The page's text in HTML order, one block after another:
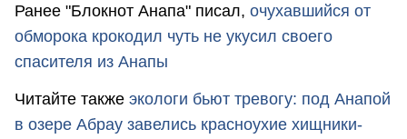
Ранее "Блокнот Анапа" писал, очухавшийся от
обморока крокодил чуть не укусил своего
спасителя из Анапы
Читайте также экологи бьют тревогу: под Анапой
в озере Абрау завелись красноухие хищники-